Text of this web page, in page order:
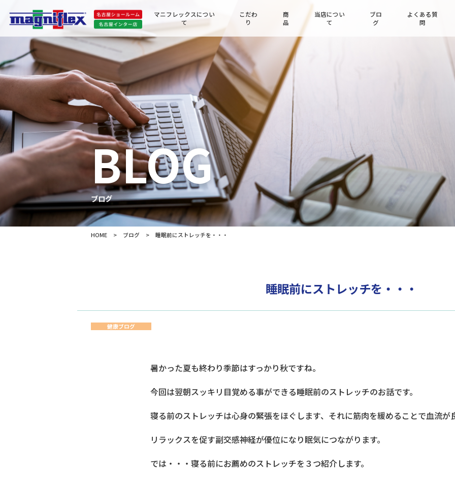
マニフレックスについ
て
こだわ
り
商
品
当店につい
て
ブロ
グ
よくある質
問
BLOG
ブログ
HOME > ブログ > 睡眠前にストレッチを・・・
睡眠前にストレッチを・・・
健康ブログ
暑かった夏も終わり季節はすっかり秋ですね。
今回は翌朝スッキリ目覚める事ができる睡眠前のストレッチのお話です。
寝る前のストレッチは心身の緊張をほぐします、それに筋肉を緩めることで血流が
リラックスを促す副交感神経が優位になり眠気につながります。
では・・・寝る前にお薦めのストレッチを３つ紹介します。